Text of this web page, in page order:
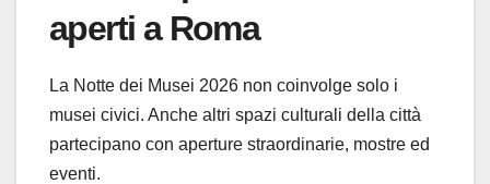
aperti a Roma
La Notte dei Musei 2026 non coinvolge solo i
musei civici. Anche altri spazi culturali della città
partecipano con aperture straordinarie, mostre ed
eventi.